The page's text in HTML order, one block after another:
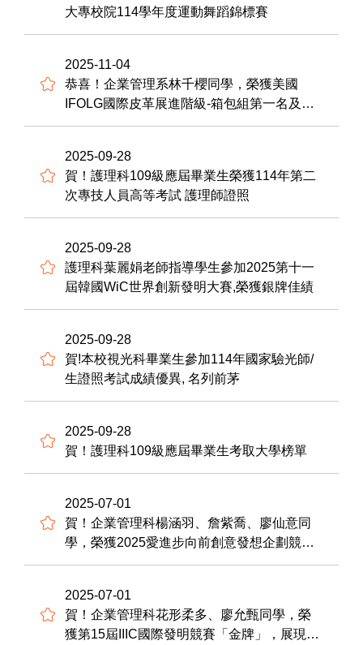
大專校院114學年度運動舞蹈錦標賽
2025-11-04
恭喜！企業管理系林千櫻同學，榮獲美國
IFOLG國際皮革展進階級-箱包組第一名及口
袋物品組 第一名，展現創意商品化能力。
2025-09-28
賀！護理科109級應屆畢業生榮獲114年第二
次專技人員高等考試 護理師證照
2025-09-28
護理科葉麗娟老師指導學生參加2025第十一
屆韓國WiC世界創新發明大賽,榮獲銀牌佳績
2025-09-28
賀!本校視光科畢業生參加114年國家驗光師/
生證照考試成績優異, 名列前茅
2025-09-28
賀！護理科109級應屆畢業生考取大學榜單
2025-07-01
賀！企業管理科楊涵羽、詹紫喬、廖仙意同
學，榮獲2025愛進步向前創意發想企劃競賽-
行銷企劃案「第一名」，展現創意行銷企劃
2025-07-01
賀！企業管理科花形柔多、廖允甄同學，榮
獲第15屆IIIC國際發明競賽「金牌」，展現創